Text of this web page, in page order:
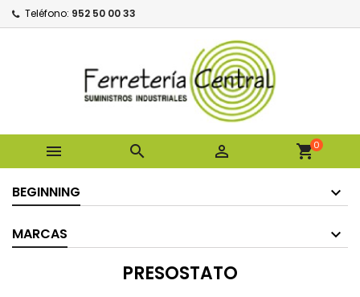
Teléfono: 952 50 00 33
   shopping_cart0
BEGINNING
MARCAS
PRESOSTATO